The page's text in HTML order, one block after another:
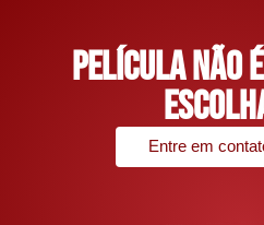
Película não
Entre em